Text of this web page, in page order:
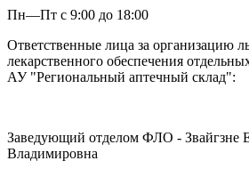
Пн—Пт с 9:00 до 18:00
Ответственные лица за организацию
лекарственного обеспечения
АУ "Региональный аптечный склад":
Заведующий отделом ФЛО - Звайгзне
Владимировна